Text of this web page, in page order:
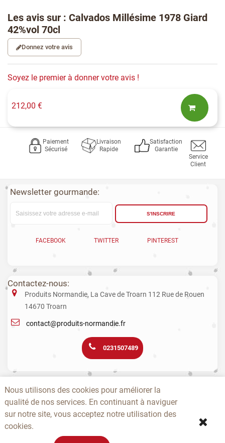
Les avis sur : Calvados Millésime 1978 Giard
42%vol 70cl
Donnez votre avis
Soyez le premier à donner votre avis !
212,00 €
Paiement
Sécurisé
Livraison
Rapide
Satisfaction
Garantie
Service
Client
Newsletter gourmande:
S'INSCRIRE
FACEBOOK TWITTER PINTEREST
Contactez-nous:
Produits Normandie, La Cave de Troarn 112 Rue de Rouen
14670 Troarn
contact@produits-normandie.fr
0231507489
Nous utilisons des cookies pour améliorer la
qualité de nos services. En continuant à naviguer
sur notre site, vous acceptez notre utilisation des
cookies.
pour la santé. La consommation de boissons alcoolisées pendant la
grossesse, même en faible quantité, peut avoir des conséquences
graves sur la santé de l’enfant.
A PROPOS - -
EPICERIE NOËL -